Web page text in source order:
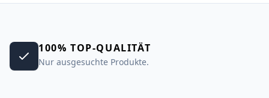
100% TOP-QUALITÄT
Nur ausgesuchte Produkte.